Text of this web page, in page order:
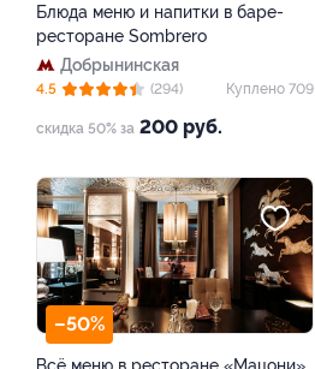
Блюда меню и напитки в баре-
ресторане Sombrero
Добрынинская
скидка 50% за 200 руб.
4.5 (294) Куплено 709
–50%
Всё меню в ресторане «Мацони»